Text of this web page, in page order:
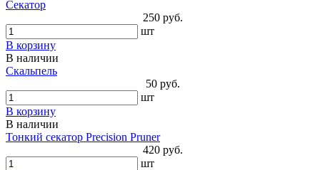
Секатор
250 руб.
шт
В корзину
В наличии
Скальпель
50 руб.
шт
В корзину
В наличии
Тонкий секатор Precision Pruner
420 руб.
шт